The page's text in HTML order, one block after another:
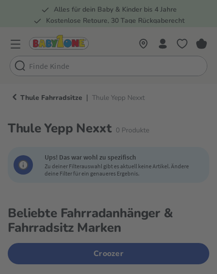
Zur Hauptnavigation springen
Alles für dein Baby & Kinder bis 4 Jahre
Kostenlose Retoure, 30 Tage Rückgaberecht
Thule Fahrradsitze | Thule Yepp Nexxt
Thule Yepp Nexxt 0Produkte
Ups! Das war wohl zu spezifisch
Zu deiner Filterauswahl gibt es aktuell keine Artikel. Ändere
deine Filter für ein genaueres Ergebnis.
Beliebte Fahrradanhänger &
Fahrradsitz Marken
Croozer